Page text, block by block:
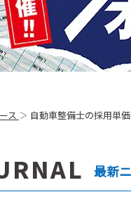
ス 自動車整備士の採用単
最新